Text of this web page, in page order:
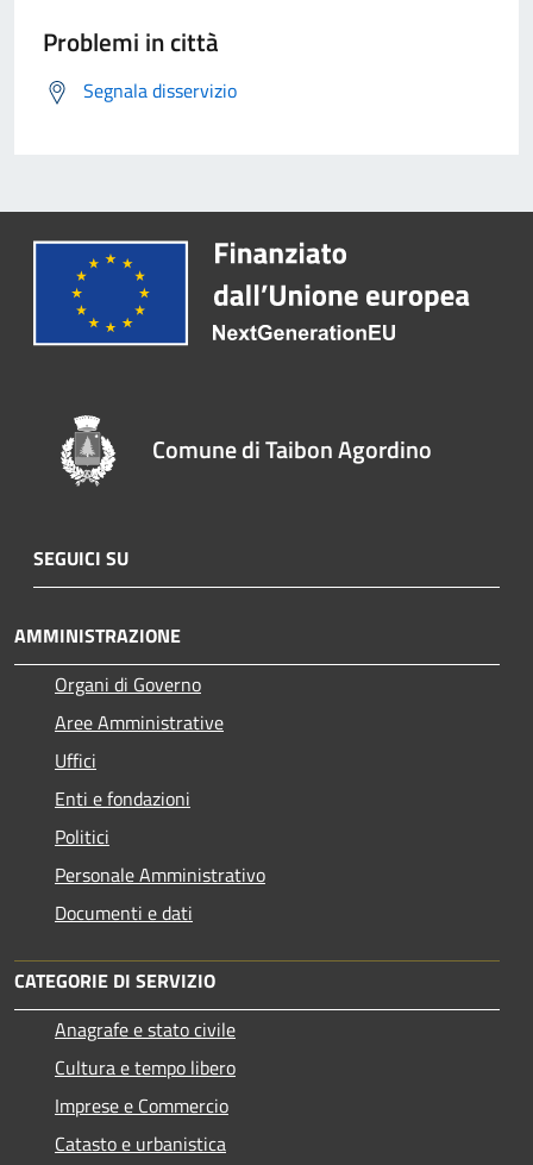
Problemi in città
Segnala disservizio
Comune di Taibon Agordino
SEGUICI SU
AMMINISTRAZIONE
Organi di Governo
Aree Amministrative
Uffici
Enti e fondazioni
Politici
Personale Amministrativo
Documenti e dati
CATEGORIE DI SERVIZIO
Anagrafe e stato civile
Cultura e tempo libero
Imprese e Commercio
Catasto e urbanistica